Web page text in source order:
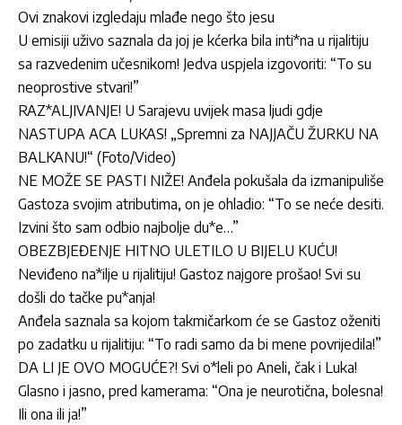
Ovi znakovi izgledaju mlađe nego što jesu
U emisiji uživo saznala da joj je kćerka bila inti*na u rijalitiju
sa razvedenim učesnikom! Jedva uspjela izgovoriti: “To su
neoprostive stvari!”
RAZ*ALJIVANJE! U Sarajevu uvijek masa ljudi gdje
NASTUPA ACA LUKAS! „Spremni za NAJJAČU ŽURKU NA
BALKANU!“ (Foto/Video)
NE MOŽE SE PASTI NIŽE! Anđela pokušala da izmanipuliše
Gastoza svojim atributima, on je ohladio: “To se neće desiti.
Izvini što sam odbio najbolje du*e…”
OBEZBJEĐENJE HITNO ULETILO U BIJELU KUĆU!
Neviđeno na*ilje u rijalitiju! Gastoz najgore prošao! Svi su
došli do tačke pu*anja!
Anđela saznala sa kojom takmičarkom će se Gastoz oženiti
po zadatku u rijalitiju: “To radi samo da bi mene povrijedila!”
DA LI JE OVO MOGUĆE?! Svi o*leli po Aneli, čak i Luka!
Glasno i jasno, pred kamerama: “Ona je neurotična, bolesna!
Ili ona ili ja!”